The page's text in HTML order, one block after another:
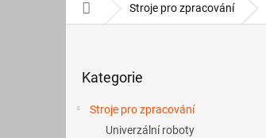
Domů Stroje pro zpracování
kategorie
Kategorie
Stroje pro zpracování
Univerzální roboty